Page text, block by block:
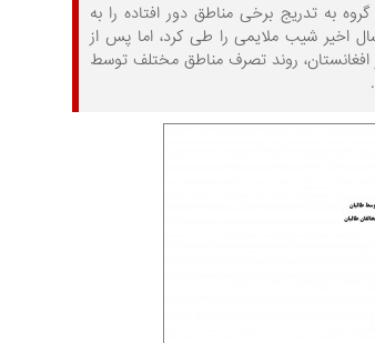
کرد. این گروه به تدریج برخی مناطق دور افتاده را به
خود درآورد و سلطه خود را بر این مناطق حاکم کرد. گسترش جغرافیای تحت سلطه طالبان در 15 سال اخیر شیب ملایمی را طی کرد، اما پس از
روند تصرف مناطق مختلف توسط